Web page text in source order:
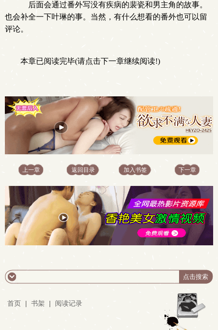
后面会通过番外写没有疾病的裴瓷和男主角的故事。
也会补全一下叶琳的事。当然，有什么想看的番外也可以留
评论。
本章已阅读完毕(请点击下一章继续阅读!)
上一章 返回目录 加入书签 下一章
首页 书架 阅读记录